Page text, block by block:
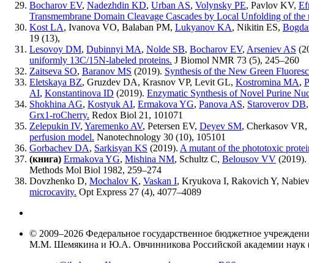
Bocharov EV, Nadezhdin KD, Urban AS, Volynsky PE, Pavlov KV,
Transmembrane Domain Cleavage Cascades by Local Unfolding of
Kost LA, Ivanova VO, Balaban PM, Lukyanov KA, Nikitin ES,
19 (13),
Lesovoy DM, Dubinnyi MA, Nolde SB, Bocharov EV, Arseniev AS
uniformly 13C/15N-labeled proteins. J Biomol NMR 73 (5), 245–260
Zaitseva SO, Baranov MS (2019). Synthesis of the New Green
Eletskaya BZ, Gruzdev DA, Krasnov VP, Levit GL, Kostromina MA,
AI, Konstantinova ID (2019). Enzymatic Synthesis of Novel Purine
Shokhina AG, Kostyuk AI, Ermakova YG, Panova AS, Staroverov DB,
Grx1-roCherry. Redox Biol 21 , 101071
Zelepukin IV, Yaremenko AV, Petersen EV, Deyev SM, Cherkasov VR,
perfusion model. Nanotechnology 30 (10), 105101
Gorbachev DA, Sarkisyan KS (2019). A mutant of the phototoxic
(книга) Ermakova YG, Mishina NM, Schultz C, Belousov VV (2019).
Methods Mol Biol 1982, 259–274
Dovzhenko D, Mochalov K, Vaskan I, Kryukova I, Rakovich Y,
microcavity. Opt Express 27 (4), 4077–4089
© 2009–2026 Федеральное государственное бюджетное
М.М. Шемякина и Ю.А. Овчинникова Российской академии